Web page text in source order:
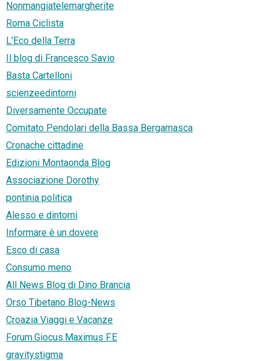
Nonmangiatelemargherite
Roma Ciclista
L'Eco della Terra
Il blog di Francesco Savio
Basta Cartelloni
scienzeedintorni
Diversamente Occupate
Comitato Pendolari della Bassa Bergamasca
Cronache cittadine
Edizioni Montaonda Blog
Associazione Dorothy
pontinia politica
Alesso e dintorni
Informare è un dovere
Esco di casa
Consumo meno
All News Blog di Dino Brancia
Orso Tibetano Blog-News
Croazia Viaggi e Vacanze
Forum.Giocus.Maximus F.E
gravitystigma